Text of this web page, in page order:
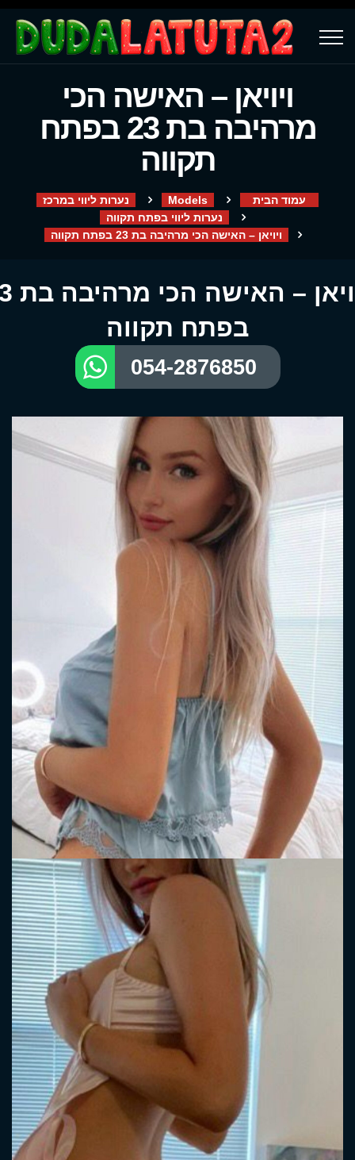
ויויאן – האישה הכי
מרהיבה בת 23 בפתח
תקווה
עמוד הבית Models
נערות ליווי במרכז
נערות ליווי בפתח תקווה
ויויאן – האישה הכי מרהיבה בת 23 בפתח תקווה
ויויאן
בפתח תקווה
054-2876850